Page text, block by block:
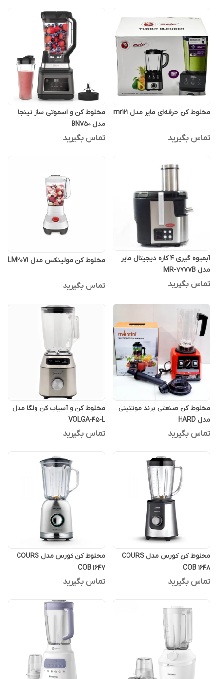
مخلوط کن حرفه‌ای مایر مدل mr121
تماس بگیرید
مخلوط کن و اسموتی ساز نینجا
مدل BN750
تماس بگیرید
آبمیوه گیری 4 کاره دیجیتال مایر
مدل MR-7777B
تماس بگیرید
مخلوط کن مولینکس مدل LM2071
تماس بگیرید
مخلوط کن صنعتی برند مونتینی
مدل HARD
تماس بگیرید
مخلوط کن و آسیاب کن ولگا مدل
VOLGA-45-L
تماس بگیرید
مخلوط کن کورس مدل COURS
COB 1648
تماس بگیرید
مخلوط کن کورس مدل COURS
COB 1647
تماس بگیرید